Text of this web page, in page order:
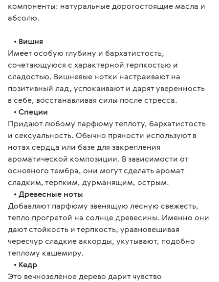
компоненты: натуральные дорогостоящие масла и
абсолю.
• Вишня
Имеет особую глубину и бархатистость,
сочетающуюся с характерной терпкостью и
сладостью. Вишневые нотки настраивают на
позитивный лад, успокаивают и дарят уверенность
в себе, восстанавливая силы после стресса.
• Специи
Придают любому парфюму теплоту, бархатистость
и сексуальность. Обычно пряности используют в
нотах сердца или базе для закрепления
ароматической композиции. В зависимости от
основного тембра, они могут сделать аромат
сладким, терпким, дурманящим, острым.
• Древесные ноты
Добавляют парфюму звенящую лесную свежесть,
тепло прогретой на солнце древесины. Именно они
дают стойкость и терпкость, уравновешивая
чересчур сладкие аккорды, укутывают, подобно
теплому кашемиру.
• Кедр
Это вечнозеленое дерево дарит чувство